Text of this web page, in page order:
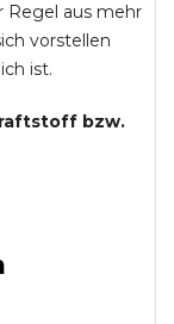
Regel aus mehr
vorstellen
ist.
bzw.